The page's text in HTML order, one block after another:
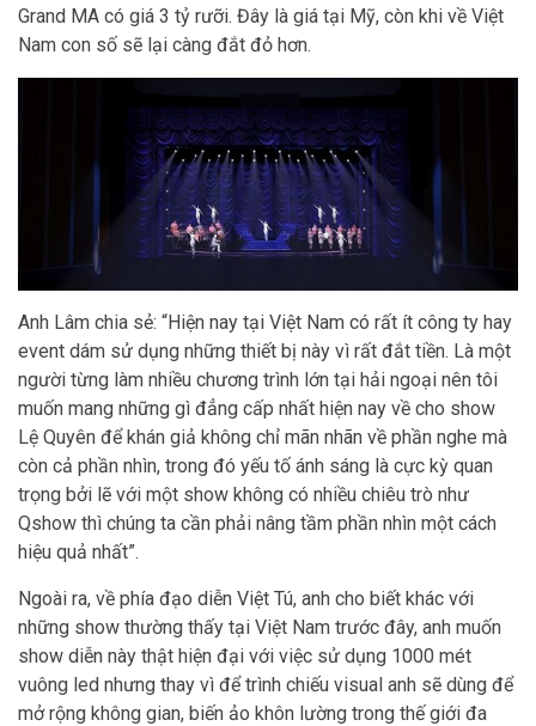
Grand MA có giá 3 tỷ rưỡi. Đây là giá tại Mỹ, còn khi về Việt
Nam con số sẽ lại càng đắt đỏ hơn.
Anh Lâm chia sẻ: “Hiện nay tại Việt Nam có rất ít công ty hay
event dám sử dụng những thiết bị này vì rất đắt tiền. Là một
người từng làm nhiều chương trình lớn tại hải ngoại nên tôi
muốn mang những gì đẳng cấp nhất hiện nay về cho show
Lệ Quyên để khán giả không chỉ mãn nhãn về phần nghe mà
còn cả phần nhìn, trong đó yếu tố ánh sáng là cực kỳ quan
trọng bởi lẽ với một show không có nhiều chiêu trò như
Qshow thì chúng ta cần phải nâng tầm phần nhìn một cách
hiệu quả nhất”.
Ngoài ra, về phía đạo diễn Việt Tú, anh cho biết khác với
những show thường thấy tại Việt Nam trước đây, anh muốn
show diễn này thật hiện đại với việc sử dụng 1000 mét
vuông led nhưng thay vì để trình chiếu visual anh sẽ dùng để
mở rộng không gian, biến ảo khôn lường trong thế giới đa